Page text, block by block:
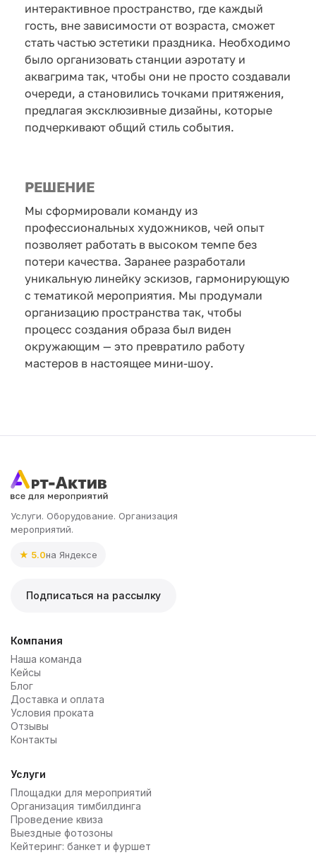
интерактивное пространство, где каждый
гость, вне зависимости от возраста, сможет
стать частью эстетики праздника. Необходимо
было организовать станции аэротату и
аквагрима так, чтобы они не просто создавали
очереди, а становились точками притяжения,
предлагая эксклюзивные дизайны, которые
подчеркивают общий стиль события.
РЕШЕНИЕ
Мы сформировали команду из
профессиональных художников, чей опыт
позволяет работать в высоком темпе без
потери качества. Заранее разработали
уникальную линейку эскизов, гармонирующую
с тематикой мероприятия. Мы продумали
организацию пространства так, чтобы
процесс создания образа был виден
окружающим — это превратило работу
мастеров в настоящее мини-шоу.
Услуги. Оборудование. Организация
мероприятий.
★ 5.0на Яндексе
Подписаться на рассылку
Компания
Наша команда
Кейсы
Блог
Доставка и оплата
Условия проката
Отзывы
Контакты
Услуги
Площадки для мероприятий
Организация тимбилдинга
Проведение квиза
Выездные фотозоны
Кейтеринг: банкет и фуршет